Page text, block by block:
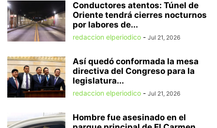
Conductores atentos: Túnel de
Oriente tendrá cierres nocturnos
por labores de...
redaccion elperiodico - Jul 21, 2026
Así quedó conformada la mesa
directiva del Congreso para la
legislatura...
redaccion elperiodico - Jul 21, 2026
Hombre fue asesinado en el